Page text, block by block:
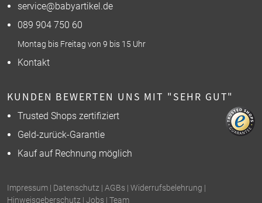
service@babyartikel.de
089 904 750 60
Montag bis Freitag von 9 bis 15 Uhr
Kontakt
KUNDEN BEWERTEN UNS MIT "SEHR GUT"
Trusted Shops zertifiziert
Geld-zurück-Garantie
Kauf auf Rechnung möglich
Impressum | Datenschutz | AGBs | Widerrufsbelehrung |
Hinweisgeberschutz | Jobs | Team